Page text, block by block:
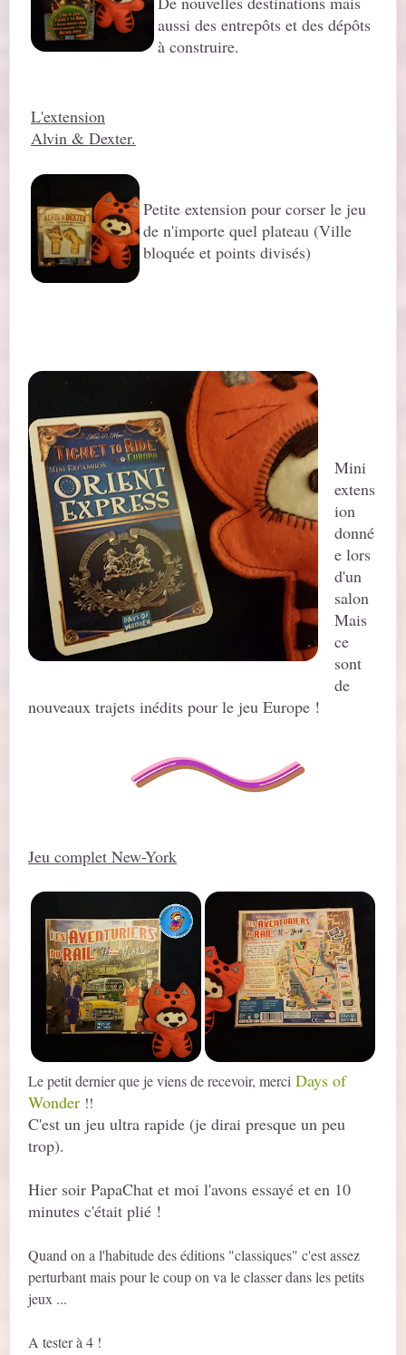
aussi des entrepôts et des dépôts
à construire.
L'extension
Alvin & Dexter.
Petite extension pour corser le jeu
de n'importe quel plateau (Ville
bloquée et points divisés)
Mini
extens
ion
donné
e lors
d'un
salon
Mais
ce
sont
de
nouveaux trajets inédits pour le jeu Europe !
Jeu complet New-York
Le petit dernier que je viens de recevoir, merci Days of
Wonder !!
C'est un jeu ultra rapide (je dirai presque un peu
trop).
Hier soir PapaChat et moi l'avons essayé et en 10
minutes c'était plié !
Quand on a l'habitude des éditions "classiques" c'est assez
perturbant mais pour le coup on va le classer dans les petits
jeux ...
A tester à 4 !